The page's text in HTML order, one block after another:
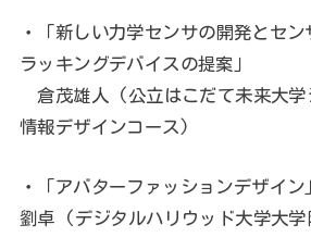
・「新しい力学センサの開発とセ
ラッキングデバイスの提案」
倉茂雄人 (公立はこだて未来大学
情報デザインコース)
・「アバターファッションデザイン
劉卓 (デジタルハリウッド大学大学